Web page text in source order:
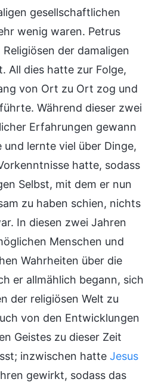
gesellschaftlichen
wenig waren. Petrus
der damaligen
All dies hatte zur Folge,
von Ort zu Ort zog und
Während dieser zwei
Erfahrungen gewann
und lernte viel über Dinge,
hatte, sodass
Selbst, mit dem er nun
zu haben schien, nichts
In diesen zwei Jahren
Menschen und
Wahrheiten über die
er allmählich begann, sich
der religiösen Welt zu
von den Entwicklungen
Geistes zu dieser Zeit
inzwischen hatte Jesus
gewirkt, sodass das